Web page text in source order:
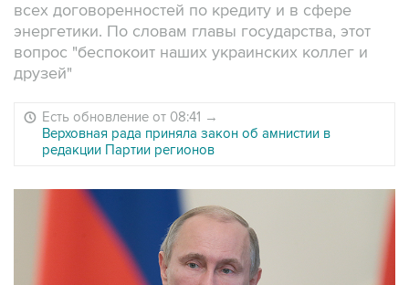
всех договоренностей по кредиту и в сфере
энергетики. По словам главы государства, этот
вопрос "беспокоит наших украинских коллег и
друзей"
Есть обновление от 08:41 →
Верховная рада приняла закон об амнистии в
редакции Партии регионов